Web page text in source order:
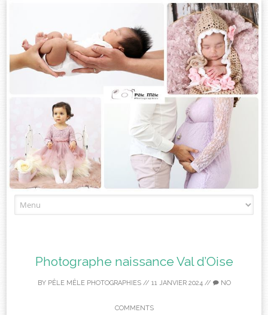
to
Photographe naissance Val d’Oise
BY PÊLE MÊLE PHOTOGRAPHIES// 11 JANVIER 2024// NO
COMMENTS